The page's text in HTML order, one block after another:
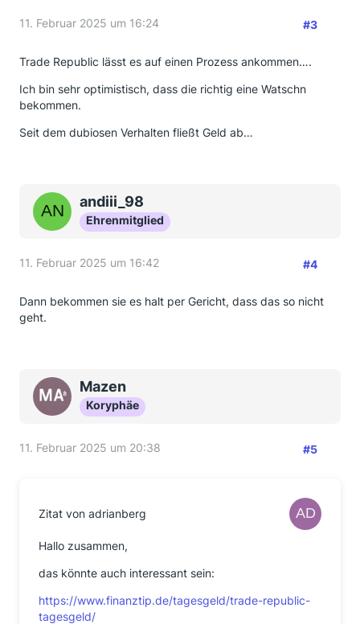
11. Februar 2025 um 16:24 #3
Trade Republic lässt es auf einen Prozess ankommen….
Ich bin sehr optimistisch, dass die richtig eine Watschn
bekommen.
Seit dem dubiosen Verhalten fließt Geld ab…
andiii_98
Ehrenmitglied
11. Februar 2025 um 16:42 #4
Dann bekommen sie es halt per Gericht, dass das so nicht
geht.
Mazen
Koryphäe
11. Februar 2025 um 20:38 #5
Zitat von adrianberg
Hallo zusammen,
das könnte auch interessant sein:
https://www.finanztip.de/tagesgeld/trade-republic-
tagesgeld/